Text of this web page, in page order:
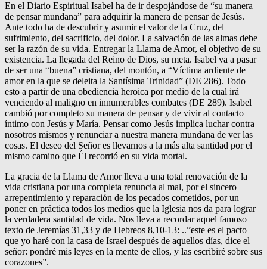
En el Diario Espiritual Isabel ha de ir despojándose de “su manera
de pensar mundana” para adquirir la manera de pensar de Jesús.
Ante todo ha de descubrir y asumir el valor de la Cruz, del
sufrimiento, del sacrificio, del dolor. La salvación de las almas debe
ser la razón de su vida. Entregar la Llama de Amor, el objetivo de su
existencia. La llegada del Reino de Dios, su meta. Isabel va a pasar
de ser una “buena” cristiana, del montón, a “Víctima ardiente de
amor en la que se deleita la Santísima Trinidad” (DE 286). Todo
esto a partir de una obediencia heroica por medio de la cual irá
venciendo al maligno en innumerables combates (DE 289). Isabel
cambió por completo su manera de pensar y de vivir al contacto
íntimo con Jesús y María. Pensar como Jesús implica luchar contra
nosotros mismos y renunciar a nuestra manera mundana de ver las
cosas. El deseo del Señor es llevarnos a la más alta santidad por el
mismo camino que Él recorrió en su vida mortal.
La gracia de la Llama de Amor lleva a una total renovación de la
vida cristiana por una completa renuncia al mal, por el sincero
arrepentimiento y reparación de los pecados cometidos, por un
poner en práctica todos los medios que la Iglesia nos da para lograr
la verdadera santidad de vida. Nos lleva a recordar aquel famoso
texto de Jeremías 31,33 y de Hebreos 8,10-13: ..”este es el pacto
que yo haré con la casa de Israel después de aquellos días, dice el
señor: pondré mis leyes en la mente de ellos, y las escribiré sobre sus
corazones”.